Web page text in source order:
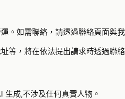
。如需聯絡，請透過聯絡頁面與
等，將在依法提出請求時透過聯
生成,不涉及任何真實人物。